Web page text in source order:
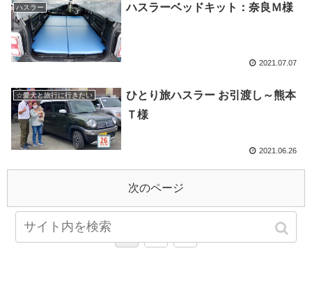
ハスラー ハスラーベッドキット：奈良Ｍ様
2021.07.07
☆愛犬と旅行に行きたい
ひとり旅ハスラー お引渡し～熊本
Ｔ様
2021.06.26
次のページ